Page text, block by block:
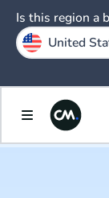
Is this region a
United